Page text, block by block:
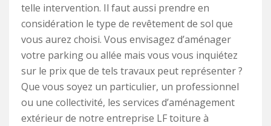
telle intervention. Il faut aussi prendre en
considération le type de revêtement de sol que
vous aurez choisi. Vous envisagez d’aménager
votre parking ou allée mais vous vous inquiétez
sur le prix que de tels travaux peut représenter ?
Que vous soyez un particulier, un professionnel
ou une collectivité, les services d’aménagement
extérieur de notre entreprise LF toiture à